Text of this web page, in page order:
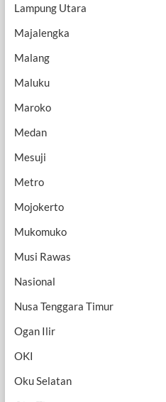
Lampung Utara
Majalengka
Malang
Maluku
Maroko
Medan
Mesuji
Metro
Mojokerto
Mukomuko
Musi Rawas
Nasional
Nusa Tenggara Timur
Ogan Ilir
OKI
Oku Selatan